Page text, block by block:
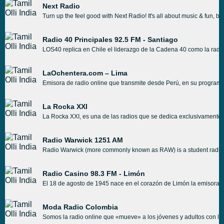
Next Radio
Turn up the feel good with Next Radio! It's all about music & fun,
Radio 40 Principales 92.5 FM - Santiago
LOS40 replica en Chile el liderazgo de la Cadena 40 como la
LaOchentera.com – Lima
Emisora de radio online que transmite desde Perú, en su
La Rocka XXI
La Rocka XXI, es una de las radios que se dedica exclusivamente
Radio Warwick 1251 AM
Radio Warwick (more commonly known as RAW) is a student
Radio Casino 98.3 FM - Limón
El 18 de agosto de 1945 nace en el corazón de Limón la
Moda Radio Colombia
Somos la radio online que «mueve» a los jóvenes y adultos con